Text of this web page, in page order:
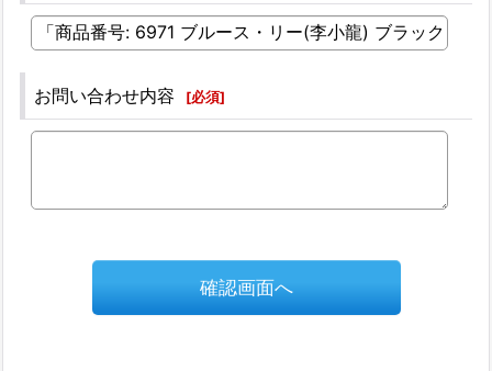
お問い合わせ内容 [必須]
確認画面へ